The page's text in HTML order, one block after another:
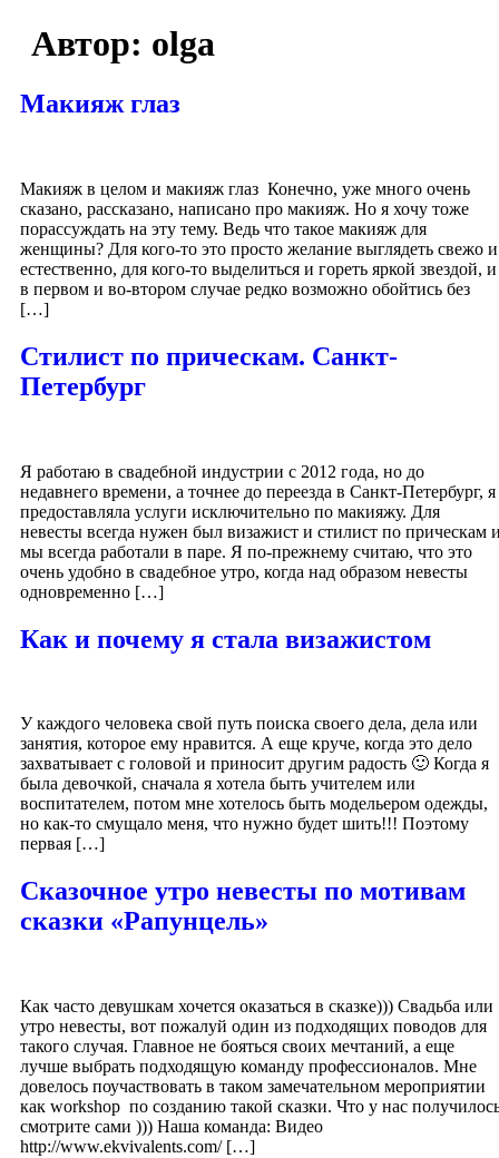
Автор: olga
Макияж глаз
Макияж в целом и макияж глаз Конечно, уже много очень
сказано, рассказано, написано про макияж. Но я хочу тоже
порассуждать на эту тему. Ведь что такое макияж для
женщины? Для кого-то это просто желание выглядеть свежо и
естественно, для кого-то выделиться и гореть яркой звездой, и
в первом и во-втором случае редко возможно обойтись без
[…]
Стилист по прическам. Санкт-
Петербург
Я работаю в свадебной индустрии с 2012 года, но до
недавнего времени, а точнее до переезда в Санкт-Петербург, я
предоставляла услуги исключительно по макияжу. Для
невесты всегда нужен был визажист и стилист по прическам
мы всегда работали в паре. Я по-прежнему считаю, что это
очень удобно в свадебное утро, когда над образом невесты
одновременно […]
Как и почему я стала визажистом
У каждого человека свой путь поиска своего дела, дела или
занятия, которое ему нравится. А еще круче, когда это дело
захватывает с головой и приносит другим радость 🙂 Когда я
была девочкой, сначала я хотела быть учителем или
воспитателем, потом мне хотелось быть модельером одежды,
но как-то смущало меня, что нужно будет шить!!! Поэтому
первая […]
Сказочное утро невесты по мотивам
сказки «Рапунцель»
Как часто девушкам хочется оказаться в сказке))) Свадьба или
утро невесты, вот пожалуй один из подходящих поводов для
такого случая. Главное не бояться своих мечтаний, а еще
лучше выбрать подходящую команду профессионалов. Мне
довелось поучаствовать в таком замечательном мероприятии
как workshop по созданию такой сказки. Что у нас
смотрите сами ))) Наша команда: Видео
http://www.ekvivalents.com/ […]